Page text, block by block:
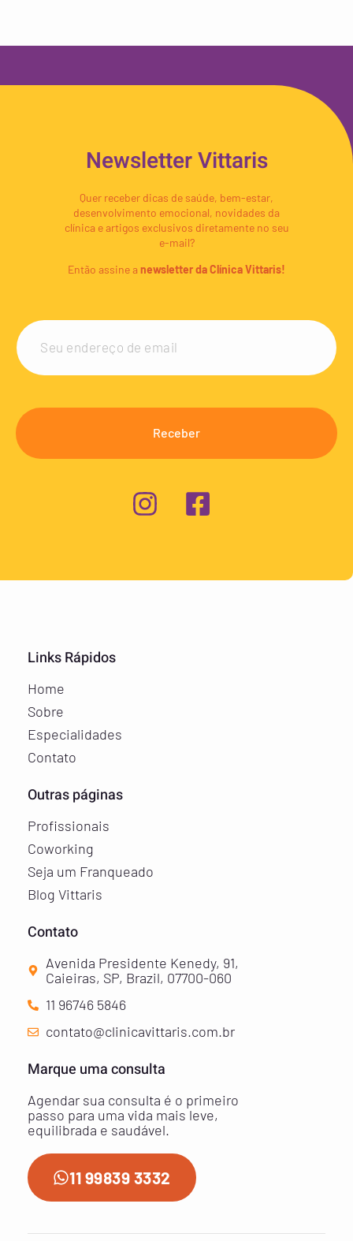
Newsletter Vittaris
Quer receber dicas de saúde, bem-estar,
desenvolvimento emocional, novidades da
clínica e artigos exclusivos diretamente no seu
e-mail?
Então assine a newsletter da Clínica Vittaris!
Receber
Links Rápidos
Home
Sobre
Especialidades
Contato
Outras páginas
Profissionais
Coworking
Seja um Franqueado
Blog Vittaris
Contato
Avenida Presidente Kenedy, 91,
Caieiras, SP, Brazil, 07700-060
11 96746 5846
contato@clinicavittaris.com.br
Marque uma consulta
Agendar sua consulta é o primeiro
passo para uma vida mais leve,
equilibrada e saudável.
11 99839 3332